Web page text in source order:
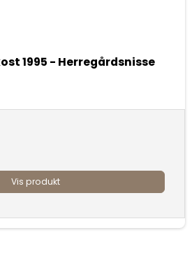
1995 - Herregårdsnisse
Vis produkt